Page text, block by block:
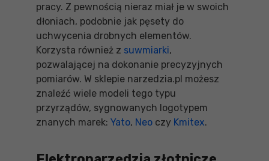
pracy. Z pewnością nieraz miał je w swoich
dłoniach, podobnie jak pęsety do
uchwycenia drobnych elementów.
Korzysta również z suwmiarki,
pozwalającej na dokonanie precyzyjnych
pomiarów. W sklepie narzedzia.pl możesz
znaleźć wiele modeli tego typu
przyrządów, sygnowanych logotypem
znanych marek: Yato, Neo czy Kmitex.